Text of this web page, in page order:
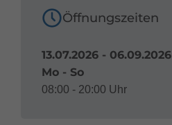
Öffnungszeiten
13.07.2026 - 06.09.2026
Mo - So
08:00 - 20:00 Uhr